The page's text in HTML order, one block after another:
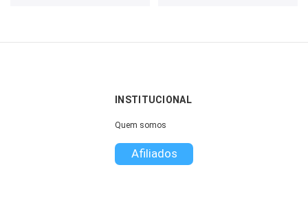
INSTITUCIONAL
Quem somos
Afiliados